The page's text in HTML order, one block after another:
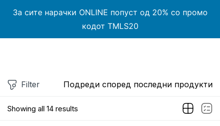
За сите нарачки ONLINE попуст од 20% со промо
кодот TMLS20
Showing all 14 results
Filter Подреди според последни продукти
Влез
Запомни ме Заборавена лозинка?